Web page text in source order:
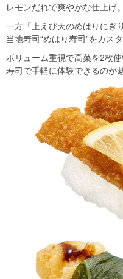
レモンだれで爽やかな仕上げ。
一方「上えび天のめはりにぎ
当地寿司“めはり寿司”をカスタ
ボリューム重視で高菜を2枚
寿司で手軽に体験できるのが